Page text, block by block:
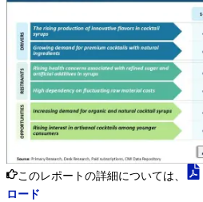
このレポートの詳細については、
ロード